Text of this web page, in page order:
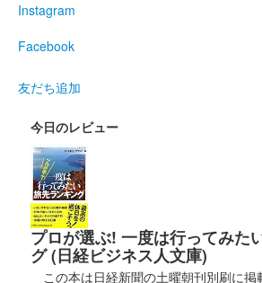
販売終了
ブルーインパルスが舞う青空、そして島原
ることから、空色をベースとしている。ま
ンパルスのイラストおよびデザインは島原
万石武将隊の松倉重政が行っ……
Instagram
Facebook
友だち追加
今日のレビュー
プロが選ぶ! 一度は行ってみた
グ (日経ビジネス人文庫)
この本は日経新聞の土曜朝刊別刷に掲